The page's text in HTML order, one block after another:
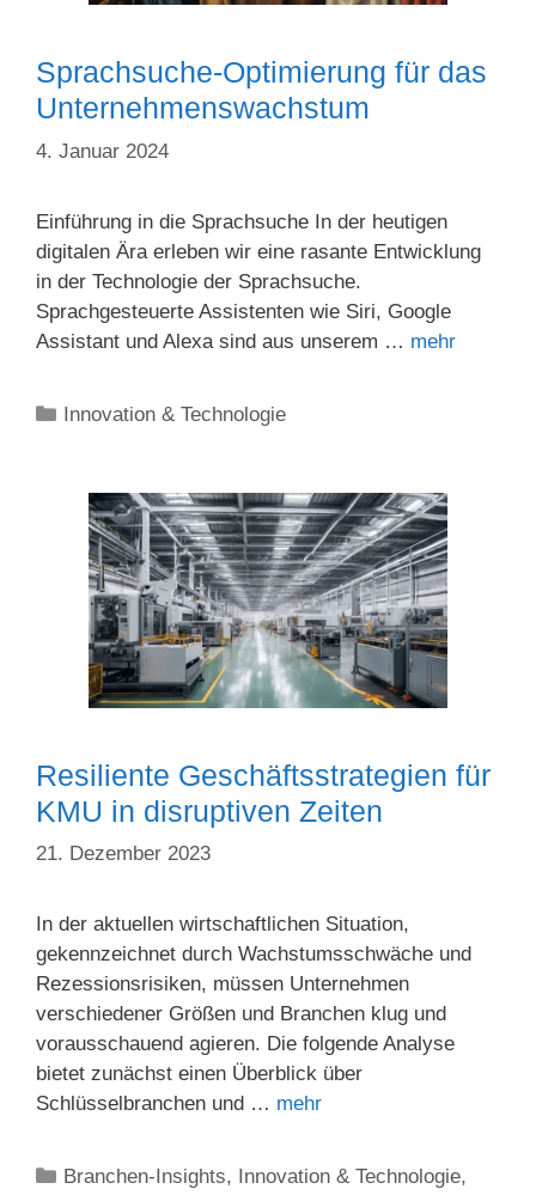
Sprachsuche-Optimierung für das
Unternehmenswachstum
4. Januar 2024
Einführung in die Sprachsuche In der heutigen
digitalen Ära erleben wir eine rasante Entwicklung
in der Technologie der Sprachsuche.
Sprachgesteuerte Assistenten wie Siri, Google
Assistant und Alexa sind aus unserem … mehr
Kategorien
Innovation & Technologie
Resiliente Geschäftsstrategien für
KMU in disruptiven Zeiten
21. Dezember 2023
In der aktuellen wirtschaftlichen Situation,
gekennzeichnet durch Wachstumsschwäche und
Rezessionsrisiken, müssen Unternehmen
verschiedener Größen und Branchen klug und
vorausschauend agieren. Die folgende Analyse
bietet zunächst einen Überblick über
Schlüsselbranchen und … mehr
Kategorien
Branchen-Insights, Innovation & Technologie,